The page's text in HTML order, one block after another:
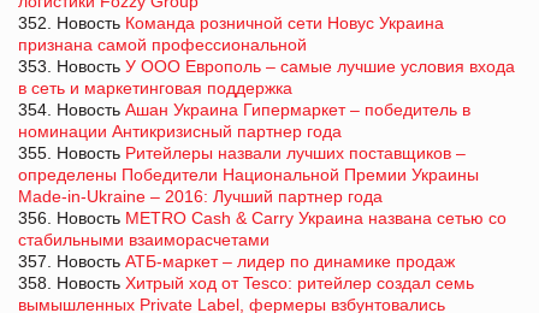
352. Новость Команда розничной сети Новус Украина
признана самой профессиональной
353. Новость У ООО Европоль – самые лучшие условия входа
в сеть и маркетинговая поддержка
354. Новость Ашан Украина Гипермаркет – победитель в
номинации Антикризисный партнер года
355. Новость Ритейлеры назвали лучших поставщиков –
определены Победители Национальной Премии Украины
Made-in-Ukraine – 2016: Лучший партнер года
356. Новость METRO Cash & Carry Украина названа сетью со
стабильными взаиморасчетами
357. Новость АТБ-маркет – лидер по динамике продаж
358. Новость Хитрый ход от Tesco: ритейлер создал семь
вымышленных Private Label, фермеры взбунтовались